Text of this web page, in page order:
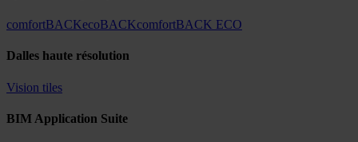
comfortBACKecoBACKcomfortBACK ECO
Dalles haute résolution
Vision tiles
BIM Application Suite